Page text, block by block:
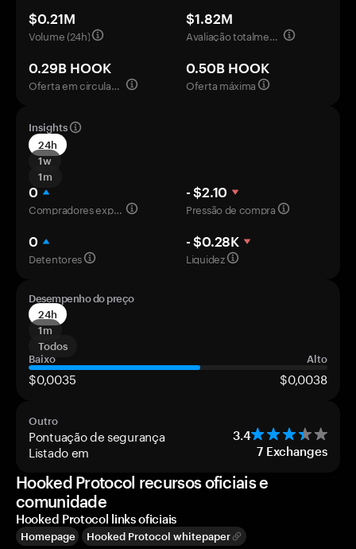
$0.21M
Volume (24h)
$1.82M
Avaliação totalmente diluída
0.29B HOOK
Oferta em circulação
0.50B HOOK
Oferta máxima
Insights
24h
1w
1m
0
Compradores experientes
- $2.10
Pressão de compra
0
Detentores
- $0.28K
Liquidez
Desempenho do preço
24h
1m
Todos
Baixo
Alto
$0,0035 $0,0038
Outro
Pontuação de segurança 3.4
Listado em 7 Exchanges
Hooked Protocol recursos oficiais e
comunidade
Hooked Protocol links oficiais
Homepage Hooked Protocol whitepaper